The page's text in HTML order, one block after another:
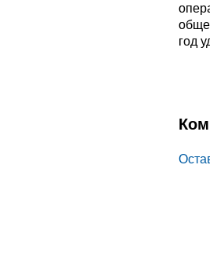
год